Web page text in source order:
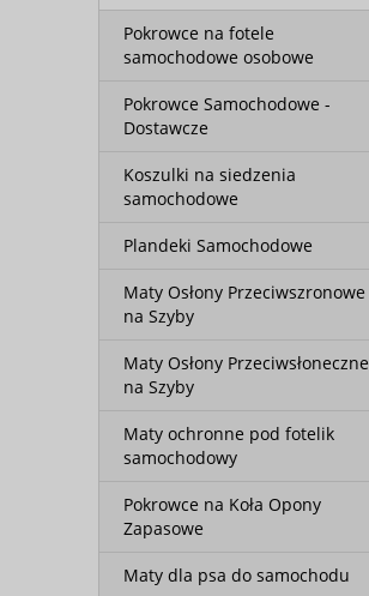
Pokrowce na fotele
samochodowe osobowe
Pokrowce Samochodowe -
Dostawcze
Koszulki na siedzenia
samochodowe
Plandeki Samochodowe
Maty Osłony Przeciwszronowe
na Szyby
Maty Osłony Przeciwsłoneczne
na Szyby
Maty ochronne pod fotelik
samochodowy
Pokrowce na Koła Opony
Zapasowe
Maty dla psa do samochodu